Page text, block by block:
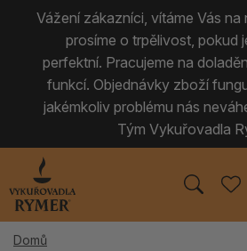
Vážení zákazníci, vítáme Vás
prosíme o trpělivost, pokud
perfektní. Pracujeme na
funkcí. Objednávky zboží
jakémkoliv problému nás
Tým Vykuřovadla
Domů